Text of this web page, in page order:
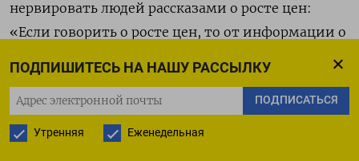
ПОДПИШИТЕСЬ НА НАШУ РАССЫЛКУ
ПОДПИСАТЬСЯ
Утренняя Еженедельная
нервировать людей рассказами о росте цен:
«Если говорить о росте цен, то от информации о
продукта следует перейти к информации о росте
с учетом инфляции или о вкладе продукта в
общий рост цен на продовольствие. Если